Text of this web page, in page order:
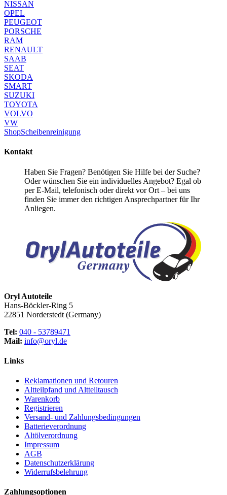
NISSAN
OPEL
PEUGEOT
PORSCHE
RAM
RENAULT
SAAB
SEAT
SKODA
SMART
SUZUKI
TOYOTA
VOLVO
VW
ShopScheibenreinigung
Kontakt
Haben Sie Fragen? Benötigen Sie Hilfe bei der Suche?
Oder wünschen Sie ein individuelles Angebot? Egal ob
per E-Mail, telefonisch oder direkt vor Ort – bei uns
finden Sie immer den richtigen Ansprechpartner für Ihr
Anliegen.
Oryl Autoteile
Hans-Böckler-Ring 5
22851 Norderstedt (Germany)
Tel: 040 - 53789471
Mail: info@oryl.de
Links
Reklamationen und Retouren
Altteilpfand und Altteiltausch
Warenkorb
Registrieren
Versand- und Zahlungsbedingungen
Batterieverordnung
Altölverordnung
Impressum
AGB
Datenschutzerklärung
Widerrufsbelehrung
Zahlungsoptionen